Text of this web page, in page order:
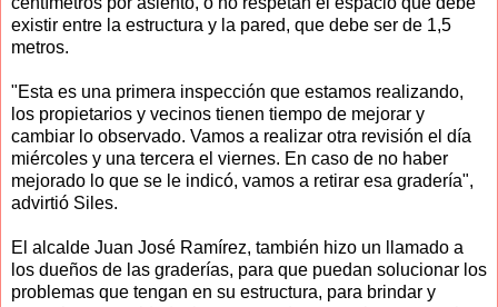
existir entre la estructura y la pared, que debe ser de 1,5
metros.
"Esta es una primera inspección que estamos realizando,
los propietarios y vecinos tienen tiempo de mejorar y
cambiar lo observado. Vamos a realizar otra revisión el día
miércoles y una tercera el viernes. En caso de no haber
mejorado lo que se le indicó, vamos a retirar esa gradería",
advirtió Siles.
El alcalde Juan José Ramírez, también hizo un llamado a
los dueños de las graderías, para que puedan solucionar los
problemas que tengan en su estructura, para brindar y